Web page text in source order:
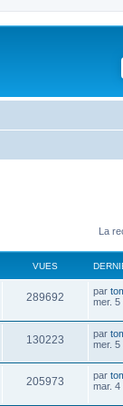
La
VUES
289692
u
s
D
e
n
i
e
m
e
s
par
mer. 5
130223
u
D
e
n
i
e
par
mer. 5
205973
D
e
par
mar. 4